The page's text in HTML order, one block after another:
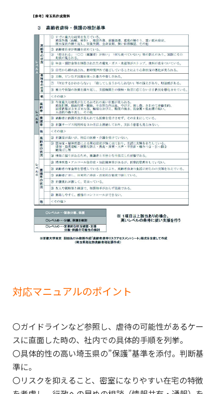
対応マニュアルのポイント
〇ガイドラインなど参照し、虐待の可能性があるケー
スに直面した時の、社内での具体的手順を列挙。
〇具体的性の高い埼玉県の”保護”基準を添付。判断基
準に。
〇リスクを抑えること、密室になりやすい在宅の特徴